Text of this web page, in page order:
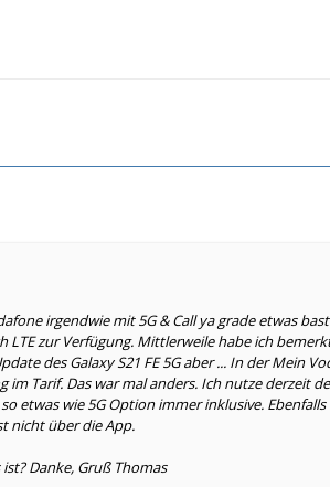
irgendwie mit 5G & Call ya grade etwas
LTE zur Verfügung. Mittlerweile habe ich
des Galaxy S21 FE 5G aber ... In der Mein
im Tarif. Das war mal anders. Ich nutze derzeit
etwas wie 5G Option immer inklusive.
nicht über die App.
Danke, Gruß Thomas